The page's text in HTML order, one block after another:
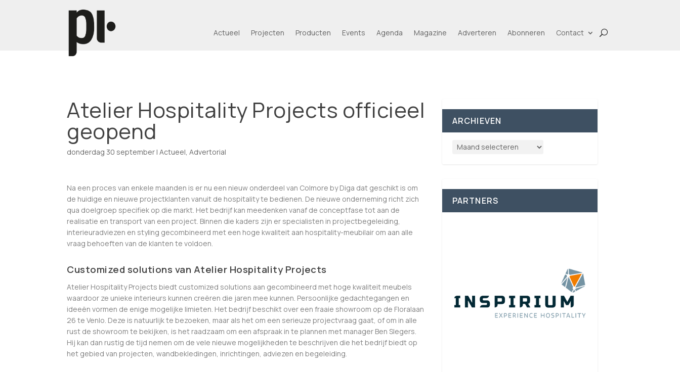
Actueel Projecten Producten Events Agenda Magazine Adverteren Abonneren Contact
Atelier Hospitality Projects officieel
geopend
donderdag 30 september | Actueel Advertorial
Na een proces van enkele maanden is er nu een nieuw onderdeel van Colmore by Diga dat geschikt is om
de huidige en nieuwe projectklanten vanuit de hospitality te bedienen. De nieuwe onderneming richt zich
qua doelgroep specifiek op die markt. Het bedrijf kan meedenken vanaf de conceptfase tot aan de
realisatie en transport van een project. Binnen die kaders zijn er specialisten in projectbegeleiding,
interieuradviezen en styling gecombineerd met een hoge kwaliteit aan hospitality-meubilair om aan alle
vraag behoeften van de klanten te voldoen.
Customized solutions van Atelier Hospitality Projects
Atelier Hospitality Projects biedt customized solutions aan gecombineerd met hoge kwaliteit meubels
waardoor ze unieke interieurs kunnen creëren die jaren mee kunnen. Persoonlijke gedachtegangen en
ideeën vormen de enige mogelijke limieten. Het bedrijf beschikt over een fraaie showroom op de Floralaan
26 te Venlo. Deze is natuurlijk te bezoeken, maar als het om een serieuze projectvraag gaat, of om in alle
rust de showroom te bekijken, is het raadzaam om een afspraak in te plannen met manager Ben Slegers.
Hij kan dan rustig de tijd nemen om de vele nieuwe mogelijkheden te beschrijven die het bedrijf biedt op
het gebied van projecten, wandbekledingen, inrichtingen, adviezen en begeleiding.
ARCHIEVEN
PARTNERS